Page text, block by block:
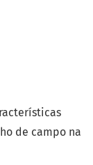
de campo na